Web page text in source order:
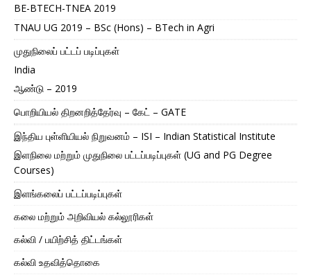
BE-BTECH-TNEA 2019
TNAU UG 2019 – BSc (Hons) – BTech in Agri
முதுநிலைப் பட்டப் படிப்புகள்
India
ஆண்டு – 2019
பொறியியல் திறனறித்தேர்வு – கேட் – GATE
இந்திய புள்ளியியல் நிறுவனம் – ISI – Indian Statistical Institute
இளநிலை மற்றும் முதுநிலை பட்டப்படிப்புகள் (UG and PG Degree
Courses)
இளங்கலைப் பட்டப்படிப்புகள்
கலை மற்றும் அறிவியல் கல்லூரிகள்
கல்வி / பயிற்சித் திட்டங்கள்
கல்வி உதவித்தொகை